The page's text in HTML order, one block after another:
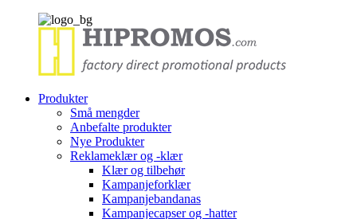
Produkter
Små mengder
Anbefalte produkter
Nye Produkter
Reklameklær og -klær
Klær og tilbehør
Kampanjeforklær
Kampanjebandanas
Kampanjecapser og -hatter